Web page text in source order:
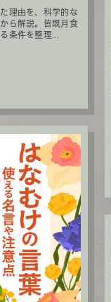
理由を、科学的な
ら解説。皆既月食
条件を整理...